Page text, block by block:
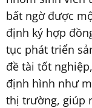
bất ngờ được
định ký hợp
tục phát triển
đề tài tốt
định hình như
thị trường, giúp